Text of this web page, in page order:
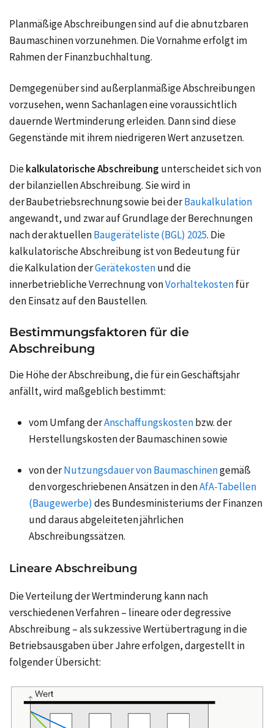
Planmäßige Abschreibungen sind auf die abnutzbaren
Baumaschinen vorzunehmen. Die Vornahme erfolgt im
Rahmen der Finanzbuchhaltung.
Demgegenüber sind außerplanmäßige Abschreibungen
vorzusehen, wenn Sachanlagen eine voraussichtlich
dauernde Wertminderung erleiden. Dann sind diese
Gegenstände mit ihrem niedrigeren Wert anzusetzen.
Diekalkulatorische Abschreibung unterscheidet sich von
der bilanziellen Abschreibung. Sie wird in
der Baubetriebsrechnung sowie bei derBaukalkulation
angewandt, und zwar auf Grundlage der Berechnungen
nach der aktuellenBaugeräteliste (BGL) 2025. Die
kalkulatorische Abschreibungist von Bedeutung für
die Kalkulation derGerätekostenund die
innerbetriebliche Verrechnung vonVorhaltekostenfür
den Einsatz auf den Baustellen.
Bestimmungsfaktoren für die
Abschreibung
Die Höhe der Abschreibung, die für ein Geschäftsjahr
anfällt, wird maßgeblich bestimmt:
vom Umfang derAnschaffungskostenbzw. der
Herstellungskosten der Baumaschinen sowie
von derNutzungsdauer von Baumaschinengemäß
den vorgeschriebenen Ansätzen in denAfA-Tabellen
(Baugewerbe) des Bundesministeriums der Finanzen
und daraus abgeleiteten jährlichen
Abschreibungssätzen.
Lineare Abschreibung
Die Verteilung der Wertminderung kann nach
verschiedenen Verfahren – lineare oder degressive
Abschreibung – als sukzessive Wertübertragung in die
Betriebsausgaben über Jahre erfolgen, dargestellt in
folgender Übersicht: